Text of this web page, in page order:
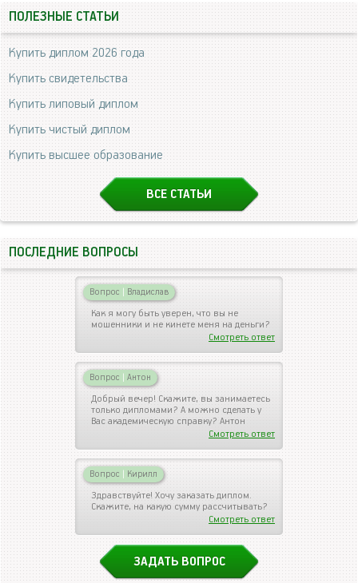
ПОЛЕЗНЫЕ СТАТЬИ
Купить диплом 2026 года
Купить свидетельства
Купить липовый диплом
Купить чистый диплом
Купить высшее образование
ВСЕ СТАТЬИ
ПОСЛЕДНИЕ ВОПРОСЫ
Вопрос | Владислав
Как я могу быть уверен, что вы не
мошенники и не кинете меня на деньги?
Смотреть ответ
Вопрос | Антон
Добрый вечер! Скажите, вы занимаетесь
только дипломами? А можно сделать у
Вас академическую справку? Антон
Смотреть ответ
Вопрос | Кирилл
Здравствуйте! Хочу заказать диплом.
Скажите, на какую сумму рассчитывать?
Смотреть ответ
ЗАДАТЬ ВОПРОС